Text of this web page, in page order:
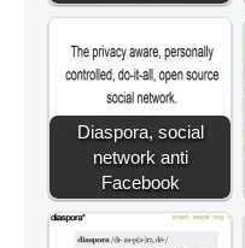
Diaspora, social
network anti
Facebook